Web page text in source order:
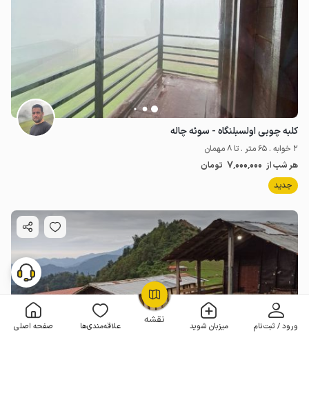
نقشه ورود / ثبت‌نام میزبان شوید علاقه‌مندی‌ها صفحه اصلی
OpenStreetMap
کلبه چوبی اولسبلنگاه - سوئه چاله
2 خوابه . 65 متر . تا 8 مهمان
هر شب از 7٬000٬000 تومان
جدید